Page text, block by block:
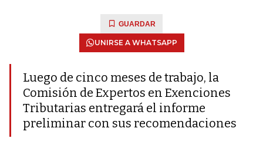
GUARDAR
UNIRSE A WHATSAPP
Luego de cinco meses de trabajo, la
Comisión de Expertos en Exenciones
Tributarias entregará el informe
preliminar con sus recomendaciones